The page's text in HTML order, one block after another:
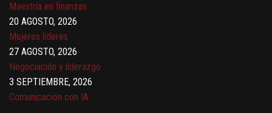
Maestría en finanzas
20 AGOSTO, 2026
Mujeres líderes
27 AGOSTO, 2026
Negociación y liderazgo
3 SEPTIEMBRE, 2026
Comunicación con IA